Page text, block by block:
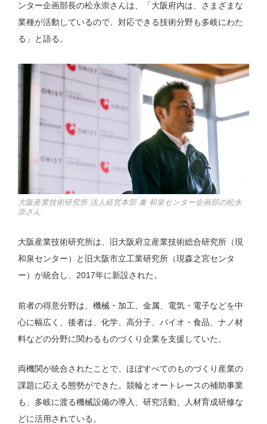
ンター企画部長の松永崇さんは、「大阪府内は、さまざまな
業種が活動しているので、対応できる技術分野も多岐にわた
る」と語る。
大阪産業技術研究所 法人経営本部 兼 和泉センター企画部の松永
崇さん
大阪産業技術研究所は、旧大阪府立産業技術総合研究所（現
和泉センター）と旧大阪市立工業研究所（現森之宮センタ
ー）が統合し、2017年に新設された。
前者の得意分野は、機械・加工、金属、電気・電子などを中
心に幅広く、後者は、化学、高分子、バイオ・食品、ナノ材
料などの分野に関わるものづくり企業を支援していた。
両機関が統合されたことで、ほぼすべてのものづくり産業の
課題に応える態勢ができた。競輪とオートレースの補助事業
も、多岐に渡る機械設備の導入、研究活動、人材育成研修な
どに活用されている。